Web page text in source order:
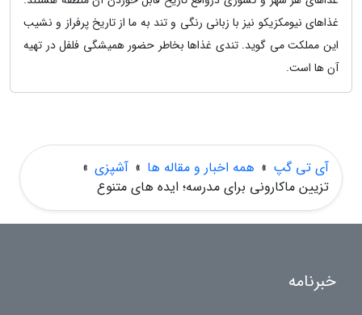
غذاهای نیومکزیکو نیز با زبانی رنگی و تند به ما از تاریخ پرفراز و نشیب
این مملکت می گوید. تندی غذاها بخاطر حضور همیشگی فلفل در تهیه
آن ها است.
آی تی گپ » همه اخبار و مقاله ها » آشپزی »
تزیین ماکارونی برای مدرسه؛ ایده های متنوع
خبرنامه